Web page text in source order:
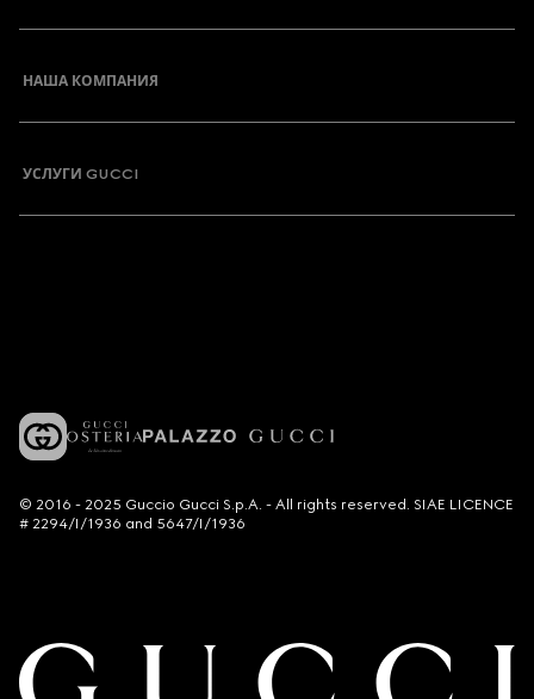
НАША КОМПАНИЯ
УСЛУГИ GUCCI
© 2016 - 2025 Guccio Gucci S.p.A. - All rights reserved. SIAE LICENCE
# 2294/I/1936 and 5647/I/1936